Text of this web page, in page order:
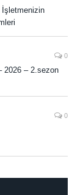
İşletmenizin
0
2026 – 2.sezon
0